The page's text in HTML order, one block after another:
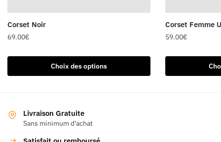
Corset Noir
69.00€
Choix des options
a
Les
options
peuvent
Corset Femme
59.00€
a
Livraison Gratuite
Sans minimum d'achat